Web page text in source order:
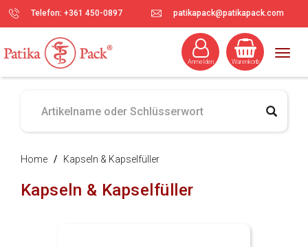
Telefon: +361 450-0897 patikapack@patikapack.com
Warenkorb
Anmelden
Home / Kapseln & Kapselfüller
Kapseln & Kapselfüller